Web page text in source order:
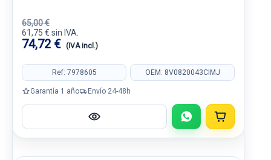
65,00 €
61,75 € sin IVA.
74,72 € (IVA incl.)
Ref: 7978605 OEM: 8V0820043CIMJ
Garantía 1 año Envío 24-48h